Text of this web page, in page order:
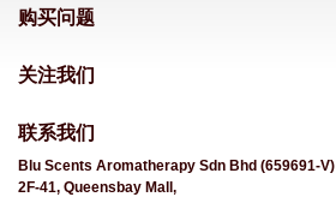
购买问题
关注我们
联系我们
Blu Scents Aromatherapy Sdn Bhd (659691-V)
2F-41, Queensbay Mall,